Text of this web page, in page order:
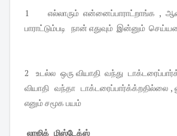
1 எல்லாரும் என்னைப்பாராட்றாங்க ,
பாராட்டும்படி நான் எதுவும் இன்னும்
2 உடல்ல ஒரு வியாதி வந்து
வியாதி வந்தா டாக்டரைப்பார்க்க்றதில்லை
எனும் சமூக பயம்
லாஜிக் மிஸ்டேக்ஸ்